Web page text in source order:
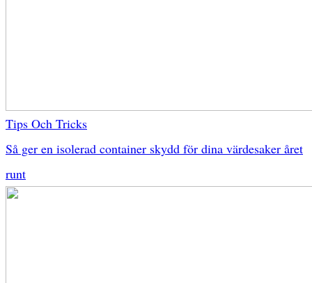
Tips Och Tricks
Så ger en isolerad container skydd för dina värdesaker året
runt